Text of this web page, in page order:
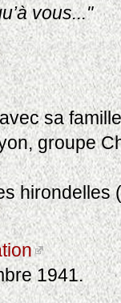
vous..."
sa famille
groupe
hirondelles
1941.